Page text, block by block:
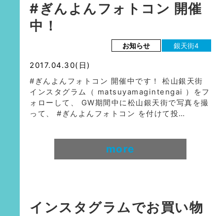
#ぎんよんフォトコン 開催
中！
お知らせ 銀天街4
2017.04.30(日)
#ぎんよんフォトコン 開催中です！ 松山銀天街
インスタグラム（ matsuyamagintengai ）をフ
ォローして、 GW期間中に松山銀天街で写真を撮
って、 #ぎんよんフォトコン を付けて投…
more
インスタグラムでお買い物